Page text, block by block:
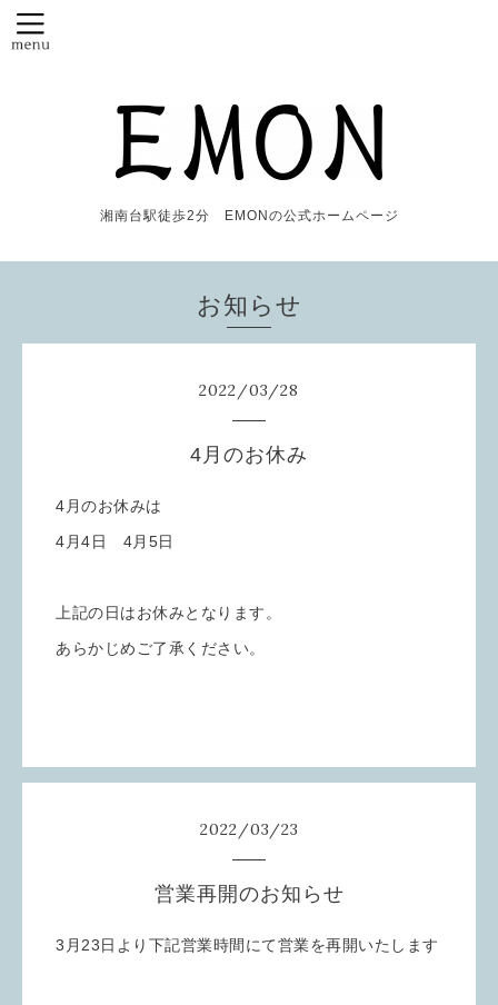
湘南台駅徒歩2分 EMONの公式ホームページ
お知らせ
2022/03/28
4月のお休み
4月のお休みは
4月4日 4月5日
上記の日はお休みとなります。
あらかじめご了承ください。
2022/03/23
営業再開のお知らせ
3月23日より下記営業時間にて営業を再開いたします